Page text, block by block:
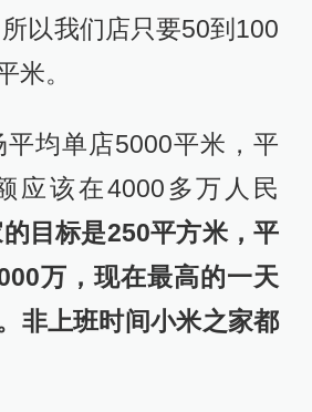
以我们店只要50到100
米。
平均单店5000平米，平
应该在4000多万人民
目标是250平方米，平
万，现在最高的一天
非上班时间小米之家都